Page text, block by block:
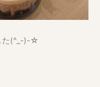
た(^_-)-☆